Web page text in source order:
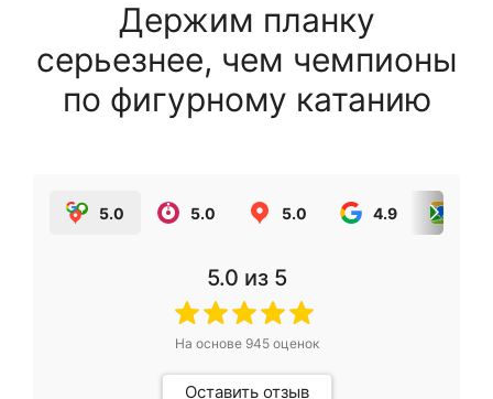
Держим планку
серьезнее, чем чемпионы
по фигурному катанию
5.0 5.0 5.0 4.9
5.0 из 5
На основе 945оценок
Оставить отзыв